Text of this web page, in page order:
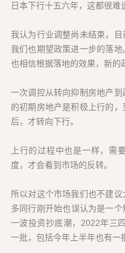
日本下行十五六年，这都很难
我认为行业调整尚未结束，目
我们也期望政策进一步的落
也相信根据落地的效果，新的
一次调控从转向抑制房地产
的初期房地产是积极上行的
后，才转向下行。
上行的过程中也是一样，需
度，才会看到市场的反转。
所以对这个市场我们也不建
多同行刚开始也误认为是一
一波投资抄底潮，2022年三
一批，包括今年上半年也有一